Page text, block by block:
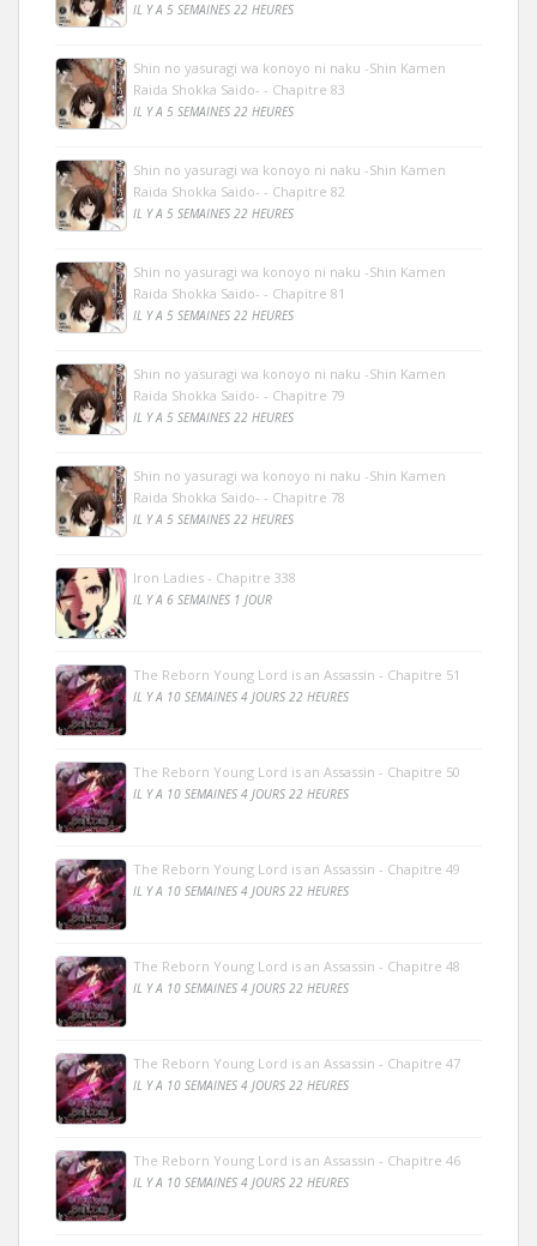
IL Y A 5 SEMAINES 22 HEURES
Shin no yasuragi wa konoyo ni naku -Shin Kamen
Raida Shokka Saido- - Chapitre 83
IL Y A 5 SEMAINES 22 HEURES
Shin no yasuragi wa konoyo ni naku -Shin Kamen
Raida Shokka Saido- - Chapitre 82
IL Y A 5 SEMAINES 22 HEURES
Shin no yasuragi wa konoyo ni naku -Shin Kamen
Raida Shokka Saido- - Chapitre 81
IL Y A 5 SEMAINES 22 HEURES
Shin no yasuragi wa konoyo ni naku -Shin Kamen
Raida Shokka Saido- - Chapitre 79
IL Y A 5 SEMAINES 22 HEURES
Shin no yasuragi wa konoyo ni naku -Shin Kamen
Raida Shokka Saido- - Chapitre 78
IL Y A 5 SEMAINES 22 HEURES
Iron Ladies - Chapitre 338
IL Y A 6 SEMAINES 1 JOUR
The Reborn Young Lord is an Assassin - Chapitre 51
IL Y A 10 SEMAINES 4 JOURS 22 HEURES
The Reborn Young Lord is an Assassin - Chapitre 50
IL Y A 10 SEMAINES 4 JOURS 22 HEURES
The Reborn Young Lord is an Assassin - Chapitre 49
IL Y A 10 SEMAINES 4 JOURS 22 HEURES
The Reborn Young Lord is an Assassin - Chapitre 48
IL Y A 10 SEMAINES 4 JOURS 22 HEURES
The Reborn Young Lord is an Assassin - Chapitre 47
IL Y A 10 SEMAINES 4 JOURS 22 HEURES
The Reborn Young Lord is an Assassin - Chapitre 46
IL Y A 10 SEMAINES 4 JOURS 22 HEURES